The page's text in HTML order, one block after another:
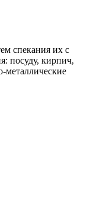
спекания их с
посуду, кирпич,
металлические